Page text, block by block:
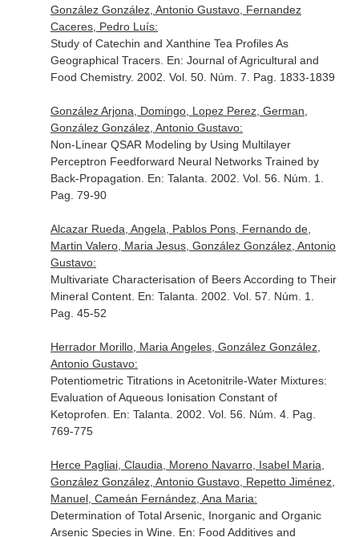
González González, Antonio Gustavo, Fernandez
Caceres, Pedro Luís:
Study of Catechin and Xanthine Tea Profiles As
Geographical Tracers. En: Journal of Agricultural and
Food Chemistry. 2002. Vol. 50. Núm. 7. Pag. 1833-1839
González Arjona, Domingo, Lopez Perez, German,
González González, Antonio Gustavo:
Non-Linear QSAR Modeling by Using Multilayer
Perceptron Feedforward Neural Networks Trained by
Back-Propagation. En: Talanta . 2002. Vol. 56. Núm. 1.
Pag. 79-90
Alcazar Rueda, Angela, Pablos Pons, Fernando de,
Martin Valero, Maria Jesus, González González, Antonio
Gustavo:
Multivariate Characterisation of Beers According to Their
Mineral Content. En: Talanta . 2002. Vol. 57. Núm. 1.
Pag. 45-52
Herrador Morillo, Maria Angeles, González González,
Antonio Gustavo:
Potentiometric Titrations in Acetonitrile-Water Mixtures:
Evaluation of Aqueous Ionisation Constant of
Ketoprofen. En: Talanta . 2002. Vol. 56. Núm. 4. Pag.
769-775
Herce Pagliai, Claudia, Moreno Navarro, Isabel Maria,
González González, Antonio Gustavo, Repetto Jiménez,
Manuel, Cameán Fernández, Ana Maria:
Determination of Total Arsenic, Inorganic and Organic
Arsenic Species in Wine. En: Food Additives and